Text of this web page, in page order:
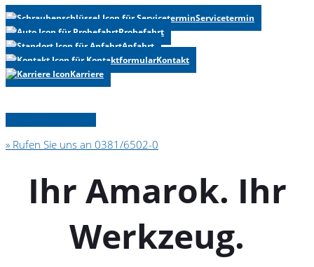
Servicetermin
Probefahrt
Anfahrt
Kontakt
Karriere
» Rufen Sie uns an 0381/6502-0
Ihr Amarok. Ihr
Werkzeug.